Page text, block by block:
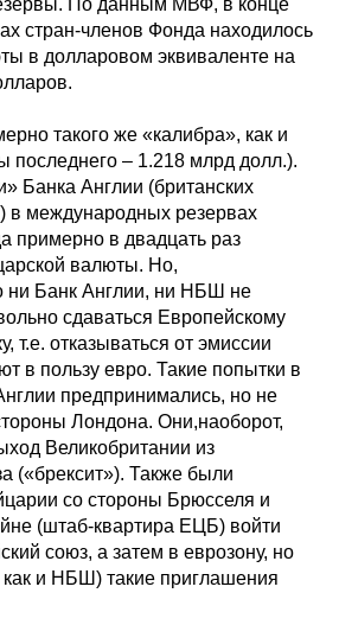
стран-членов Фонда находилось
в долларовом эквиваленте на
такого же «калибра», как и
последнего – 1.218 млрд долл.).
Банка Англии (британских
в международных резервах
примерно в двадцать раз
валюты. Но,
ни Банк Англии, ни НБШ не
сдаваться Европейскому
т.е. отказываться от эмиссии
в пользу евро. Такие попытки в
предпринимались, но не
Лондона. Они,наоборот,
Великобритании из
(«брексит»). Также были
со стороны Брюсселя и
(штаб-квартира ЕЦБ) войти
союз, а затем в еврозону, но
и НБШ) такие приглашения